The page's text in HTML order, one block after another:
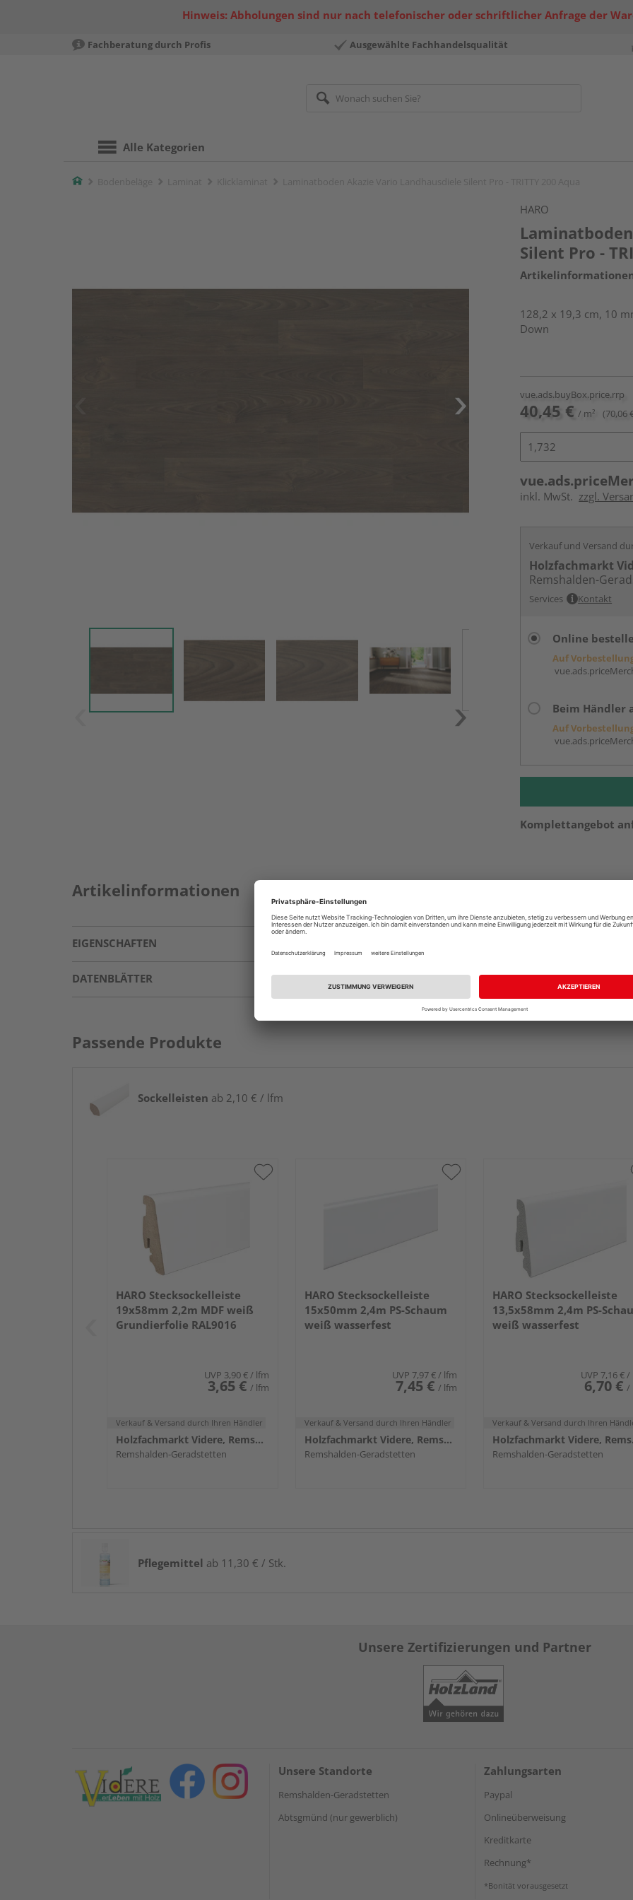
Hinweis: Abholungen sind nur nach telefonischer oder schriftlicher Anfrage der
Fachberatung durch Profis Ausgewählte Fachhandelsqualität
Alle Kategorien
Home
HARO
Silent Pro -
128,2 x 19,3 cm, 10
Down
vue.ads.buyBox.price.rrp
40,45 € / m² (70,06
inkl. MwSt. zzgl.
Verkauf und Versand
Holzfachmarkt
Remshalden-
Services Kontakt
Online
Auf
Beim Händler
Auf
Komplettangebot
Artikelinformationen
EIGENSCHAFTEN
DATENBLÄTTER
Passende Produkte
Sockelleisten ab 2,10 € / lfm
HARO Stecksockelleiste
19x58mm 2,2m MDF weiß
Grundierfolie RAL9016
UVP 3,90 €/ lfm
3,65 € / lfm
Verkauf & Versand durch Ihren Händler
Holzfachmarkt Videre, Remshalden
Remshalden-Geradstetten
HARO Stecksockelleiste
15x50mm 2,4m PS-Schaum
weiß wasserfest
UVP 7,97 €/ lfm
7,45 € / lfm
Verkauf & Versand durch Ihren Händler
Holzfachmarkt Videre, Remshalden
Remshalden-Geradstetten
HARO Stecksockelleiste
13,5x58mm 2,4m PS-
weiß wasserfest
UVP 7,16 €/
6,70 € /
Verkauf & Versand durch Ihren
Remshalden-Geradstetten
Pflegemittel ab 11,30 € / Stk.
Unsere Zertifizierungen und Partner
Unsere Standorte
Remshalden-Geradstetten
Abtsgmünd (nur gewerblich)
Zahlungsarten
Paypal
Onlineüberweisung
Kreditkarte
Rechnung*
*Bonität vorausgesetzt